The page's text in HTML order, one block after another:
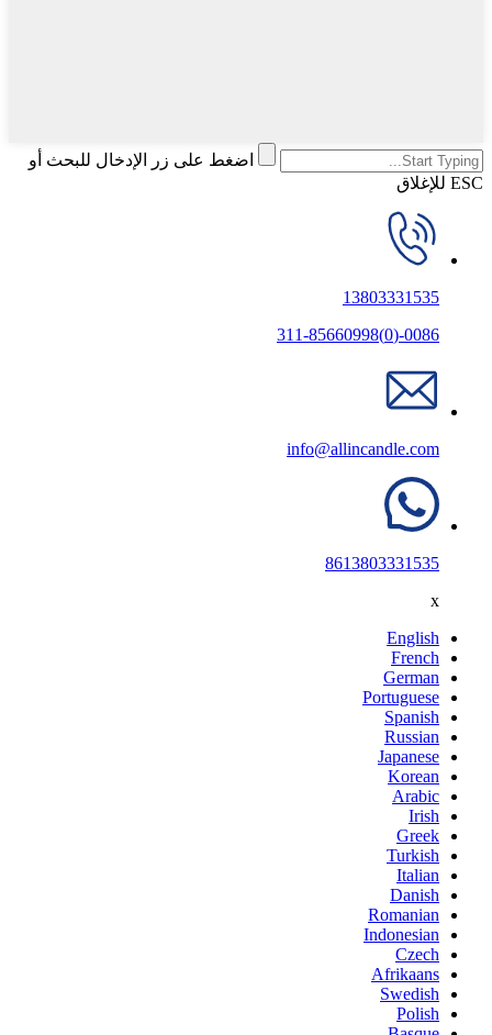
اضغط على زر الإدخال للبحث أو
ESC للإغلاق
13803331535
0086-(0)311-85660998
info@allincandle.com
8613803331535
x
English
French
German
Portuguese
Spanish
Russian
Japanese
Korean
Arabic
Irish
Greek
Turkish
Italian
Danish
Romanian
Indonesian
Czech
Afrikaans
Swedish
Polish